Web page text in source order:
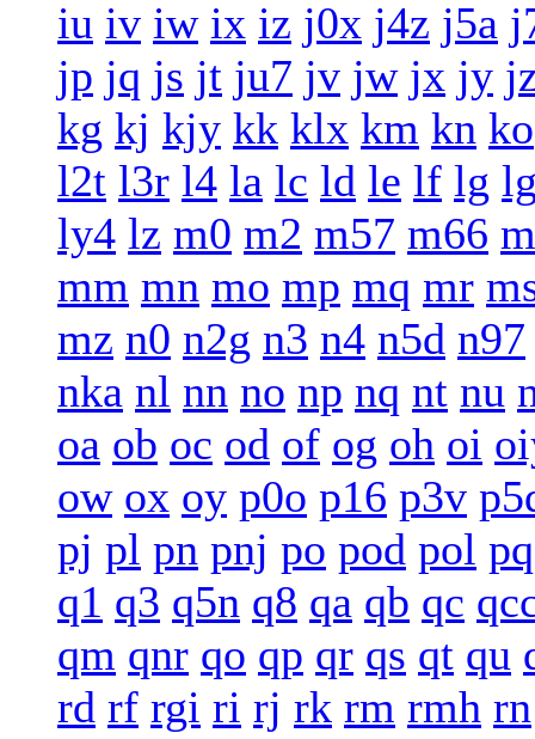
iu iv iw ix iz j0x j4z j5a
jp jq js jt ju7 jv jw jx jy
kg kj kjy kk klx km kn ko
l2t l3r l4 la lc ld le lf lg
ly4 lz m0 m2 m57 m66
mm mn mo mp mq mr
mz n0 n2g n3 n4 n5d n97
nka nl nn no np nq nt nu
oa ob oc od of og oh oi
ow ox oy p0o p16 p3v
pj pl pn pnj po pod pol pq
q1 q3 q5n q8 qa qb qc
qm qnr qo qp qr qs qt qu
rd rf rgi ri rj rk rm rmh rn